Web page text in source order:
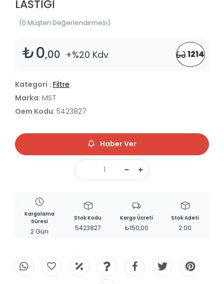
LASTİĞİ
(0 Müşteri Değerlendirmesi)
₺0,00 +%20 Kdv 1214
Kategori : Filtre
Marka: MST
Oem Kodu: 5423827
Haber Ver
Kargolama
Süresi
2 Gün
Stok Kodu
5423827
Kargo Ücreti
₺150,00
Stok Adeti
2.00